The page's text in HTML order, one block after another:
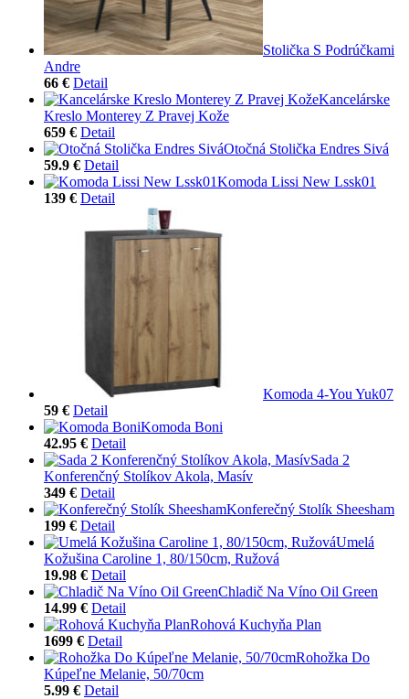
Stolička S Podrúčkami
Andre
66 € Detail
Kancelárske
Kreslo Monterey Z Pravej Kože
659 € Detail
Otočná Stolička Endres Sivá
59.9 € Detail
Komoda Lissi New Lssk01
139 € Detail
Komoda 4-You Yuk07
59 € Detail
Komoda Boni
42.95 € Detail
Sada 2
Konferenčný Stolíkov Akola, Masív
349 € Detail
Konferečný Stolík Sheesham
199 € Detail
Umelá
Kožušina Caroline 1, 80/150cm, Ružová
19.98 € Detail
Chladič Na Víno Oil Green
14.99 € Detail
Rohová Kuchyňa Plan
1699 € Detail
Rohožka Do
Kúpeľne Melanie, 50/70cm
5.99 € Detail